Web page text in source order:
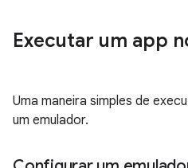
Executar um app
Uma maneira simples de
um emulador.